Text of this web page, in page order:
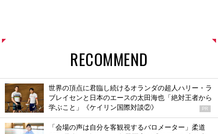
RECOMMEND
世界の頂点に君臨し続けるオランダの超人ハリー・ラ
ブレイセンと日本のエースの太田海也「絶対王者から
学ぶこと」《ケイリン国際対談②》
PR
「会場の声は自分を客観視するバロメーター」柔道